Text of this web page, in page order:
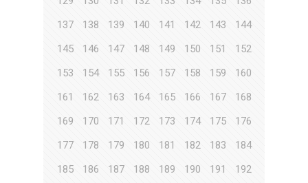
137
138 139 140 141 142 143
144
145
146 147 148 149 150 151
152
153
154 155 156 157 158 159
160
161
162 163 164 165 166 167
168
169
170 171 172 173 174 175
176
177
178 179 180 181 182 183
184
185
186 187 188 189 190 191
192